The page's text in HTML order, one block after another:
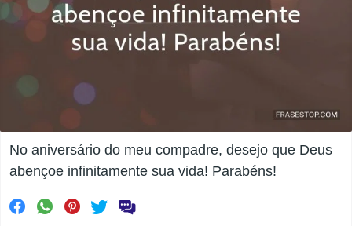
No aniversário do meu compadre, desejo que Deus
abençoe infinitamente sua vida! Parabéns!